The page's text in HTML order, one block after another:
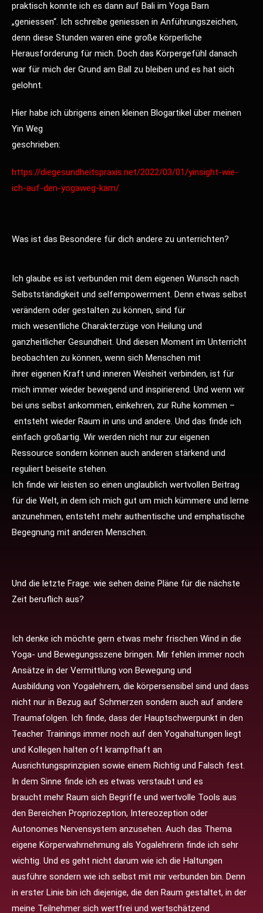
praktisch konnte ich es dann auf Bali im Yoga Barn
„geniessen“. Ich schreibe geniessen in Anführungszeichen,
denn diese Stunden waren eine große körperliche
Herausforderung für mich. Doch das Körpergefühl danach
war für mich der Grund am Ball zu bleiben und es hat sich
gelohnt.
Hier habe ich übrigens einen kleinen Blogartikel über meinen
Yin Weg
geschrieben:
https://diegesundheitspraxis.net/2022/03/01/yinsight-wie-
ich-auf-den-yogaweg-kam/
Was ist das Besondere für dich andere zu unterrichten?
Ich glaube es ist verbunden mit dem eigenen Wunsch nach
Selbstständigkeit und selfempowerment. Denn etwas selbst
verändern oder gestalten zu können, sind für
mich wesentliche Charakterzüge von Heilung und
ganzheitlicher Gesundheit. Und diesen Moment im Unterricht
beobachten zu können, wenn sich Menschen mit
ihrer eigenen Kraft und inneren Weisheit verbinden, ist für
mich immer wieder bewegend und inspirierend. Und wenn wir
bei uns selbst ankommen, einkehren, zur Ruhe kommen –
entsteht wieder Raum in uns und andere. Und das finde ich
einfach großartig. Wir werden nicht nur zur eigenen
Ressource sondern können auch anderen stärkend und
reguliert beiseite stehen.
Ich finde wir leisten so einen unglaublich wertvollen Beitrag
für die Welt, in dem ich mich gut um mich kümmere und lerne
anzunehmen, entsteht mehr authentische und emphatische
Begegnung mit anderen Menschen.
Und die letzte Frage: wie sehen deine Pläne für die nächste
Zeit beruflich aus?
Ich denke ich möchte gern etwas mehr frischen Wind in die
Yoga- und Bewegungsszene bringen. Mir fehlen immer noch
Ansätze in der Vermittlung von Bewegung und
Ausbildung von Yogalehrern, die körpersensibel sind und dass
nicht nur in Bezug auf Schmerzen sondern auch auf andere
Traumafolgen. Ich finde, dass der Hauptschwerpunkt in den
Teacher Trainings immer noch auf den Yogahaltungen liegt
und Kollegen halten oft krampfhaft an
Ausrichtungsprinzipien sowie einem Richtig und Falsch fest.
In dem Sinne finde ich es etwas verstaubt und es
braucht mehr Raum sich Begriffe und wertvolle Tools aus
den Bereichen Propriozeption, Intereozeption oder
Autonomes Nervensystem anzusehen. Auch das Thema
eigene Körperwahrnehmung als Yogalehrerin finde ich sehr
wichtig. Und es geht nicht darum wie ich die Haltungen
ausführe sondern wie ich selbst mit mir verbunden bin. Denn
in erster Linie bin ich diejenige, die den Raum gestaltet, in der
meine Teilnehmer sich wertfrei und wertschätzend